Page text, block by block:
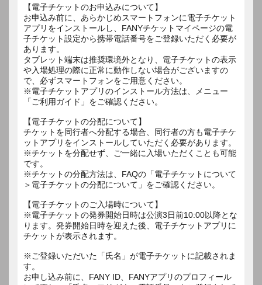
【電子チケットのお申込みについて】
お申込み前に、あらかじめスマートフォンに電子チケット
アプリをインストールし、FANYチケットマイページの電
子チケット設定から携帯電話番号をご登録いただく必要が
あります。
タブレット端末は推奨環境外となり、電子チケットの表示
や入場処理の際に正常に動作しない場合がございますの
で、必ずスマートフォンをご用意ください。
※電子チケットアプリのインストール方法は、メニュー
「ご利用ガイド」をご確認ください。
【電子チケットの分配について】
チケットを同行者へ分配する場合、同行者の方も電子チケ
ットアプリをインストールしていただく必要があります。
※チケットを分配せず、ご一緒に入場いただくことも可能
です。
※チケットの分配方法は、FAQの「電子チケットについて
＞電子チケットの分配について」をご確認ください。
【電子チケットのご入場時について】
※電子チケットの発券開始日時は公演3日前10:00以降とな
ります。発券開始日時を迎えた後、電子チケットアプリに
チケットが表示されます。
※ご登録いただいた「氏名」が電子チケットに記載されま
す。
お申し込み前に、FANY ID、FANYアプリのプロフィール